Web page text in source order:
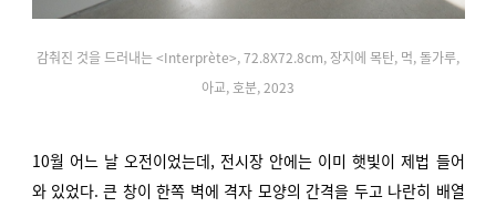
감춰진 것을 드러내는 <Interprète>, 72.8X72.8cm, 장지에 목탄, 먹, 돌가루,
아교, 호분, 2023
10월 어느 날 오전이었는데, 전시장 안에는 이미 햇빛이 제법 들어
와 있었다. 큰 창이 한쪽 벽에 격자 모양의 간격을 두고 나란히 배열